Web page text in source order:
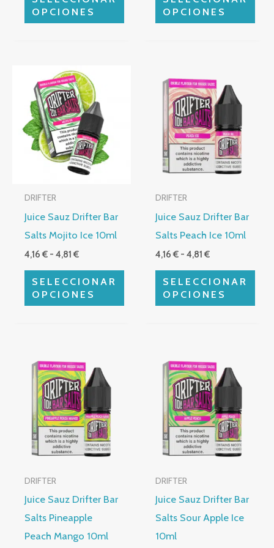
OPCIONES
página
OPCIONES
página
DRIFTER
Juice Sauz Drifter Bar
Salts Mojito Ice 10ml
4,16€ - 4,81€
Rango
de
precios:
desde
4,16 €
hasta
4,81 €
SELECCIONAR
OPCIONES
producto
tiene
múltiples
variantes.
se
pueden
elegir
en
página
DRIFTER
Juice Sauz Drifter Bar
Salts Peach Ice 10ml
4,16€ - 4,81€
de
precios:
desde
4,16 €
hasta
4,81 €
SELECCIONAR
OPCIONES
producto
tiene
múltiples
variantes.
Las
se
pueden
elegir
en
página
DRIFTER
Juice Sauz Drifter Bar
Salts Pineapple
Peach Mango 10ml
de
precios:
desde
4,16 €
hasta
4,81 €
producto
tiene
múltiples
variantes.
Las
se
pueden
elegir
en
DRIFTER
Juice Sauz Drifter Bar
Salts Sour Apple Ice
10ml
de
precios:
desde
4,16 €
hasta
4,81 €
producto
tiene
múltiples
variantes.
Las
se
pueden
elegir
en